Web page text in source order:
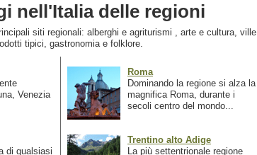
nell'Italia delle regioni
siti regionali: alberghi e agriturismi , arte e cultura, ville
tipici, gastronomia e folklore.
Venezia
di qualsiasi
Roma
Dominando la regione si alza la
magnifica Roma, durante i
secoli centro del mondo...
Trentino alto Adige
La più settentrionale regione